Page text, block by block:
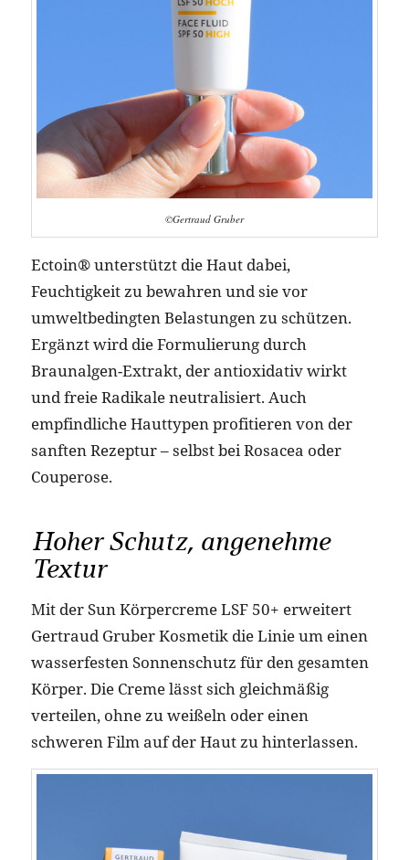
©Gertraud Gruber
Ectoin® unterstützt die Haut dabei,
Feuchtigkeit zu bewahren und sie vor
umweltbedingten Belastungen zu schützen.
Ergänzt wird die Formulierung durch
Braunalgen-Extrakt, der antioxidativ wirkt
und freie Radikale neutralisiert. Auch
empfindliche Hauttypen profitieren von der
sanften Rezeptur – selbst bei Rosacea oder
Couperose.
Hoher Schutz, angenehme
Textur
Mit der Sun Körpercreme LSF 50+ erweitert
Gertraud Gruber Kosmetik die Linie um einen
wasserfesten Sonnenschutz für den gesamten
Körper. Die Creme lässt sich gleichmäßig
verteilen, ohne zu weißeln oder einen
schweren Film auf der Haut zu hinterlassen.